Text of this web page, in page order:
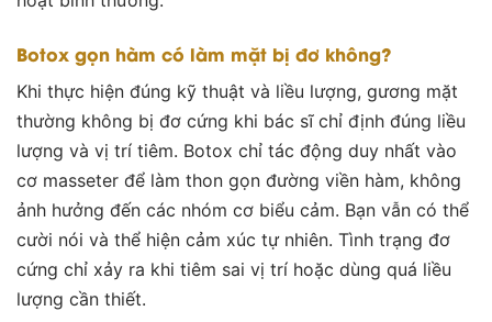
Botox gọn hàm có làm mặt bị đơ không?
Khi thực hiện đúng kỹ thuật và liều lượng, gương mặt
thường không bị đơ cứng khi bác sĩ chỉ định đúng liều
lượng và vị trí tiêm. Botox chỉ tác động duy nhất vào
cơ masseter để làm thon gọn đường viền hàm, không
ảnh hưởng đến các nhóm cơ biểu cảm. Bạn vẫn có thể
cười nói và thể hiện cảm xúc tự nhiên. Tình trạng đơ
cứng chỉ xảy ra khi tiêm sai vị trí hoặc dùng quá liều
lượng cần thiết.